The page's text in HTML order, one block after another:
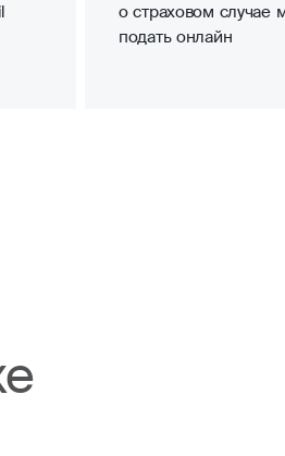
о страховом случае
подать онлайн